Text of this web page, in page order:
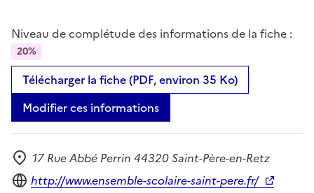
Niveau de complétude des informations de la fiche :
20%
Télécharger la fiche (PDF, environ 35 Ko)
Modifier ces informations
Adresse
17 Rue Abbé Perrin 44320 Saint-Père-en-Retz
Site internet
http://www.ensemble-scolaire-saint-pere.fr/